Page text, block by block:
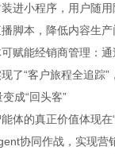
进小程序，用户随
脚本，降低内容生产
能经销商管理：通
了“客户旅程全追踪
成“回头客”
的真正价值体现在“
协同作战，实现